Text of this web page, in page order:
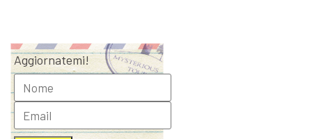
Aggiornatemi!